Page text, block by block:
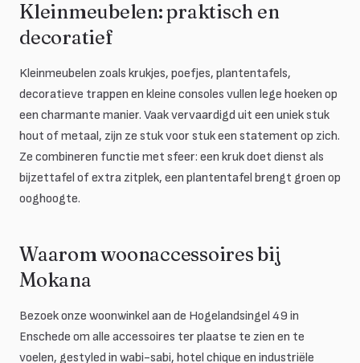
Kleinmeubelen: praktisch en
decoratief
Kleinmeubelen zoals krukjes, poefjes, plantentafels,
decoratieve trappen en kleine consoles vullen lege hoeken op
een charmante manier. Vaak vervaardigd uit een uniek stuk
hout of metaal, zijn ze stuk voor stuk een statement op zich.
Ze combineren functie met sfeer: een kruk doet dienst als
bijzettafel of extra zitplek, een plantentafel brengt groen op
ooghoogte.
Waarom woonaccessoires bij
Mokana
Bezoek onze woonwinkel aan de Hogelandsingel 49 in
Enschede om alle accessoires ter plaatse te zien en te
voelen, gestyled in wabi-sabi, hotel chique en industriële